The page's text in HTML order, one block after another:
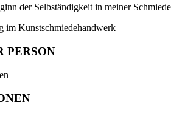
der Selbständigkeit in meiner Schmiede
im Kunstschmiedehandwerk
PERSON